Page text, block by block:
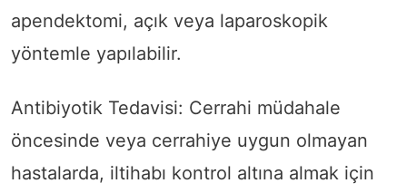
apendektomi, açık veya laparoskopik
yöntemle yapılabilir.
Antibiyotik Tedavisi: Cerrahi müdahale
öncesinde veya cerrahiye uygun olmayan
hastalarda, iltihabı kontrol altına almak için